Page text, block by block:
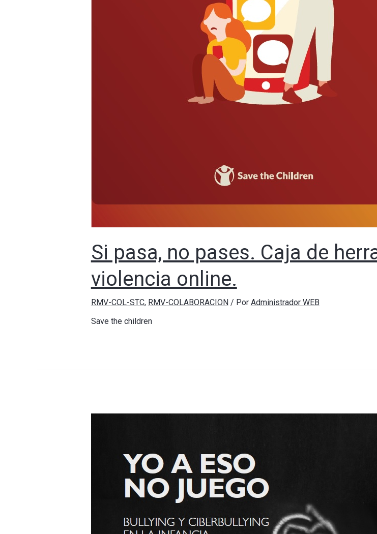
Si pasa, no pases. Caja de
violencia online.
RMV-COL-STC, RMV-COLABORACION/ Por Administrador WEB
Save the children